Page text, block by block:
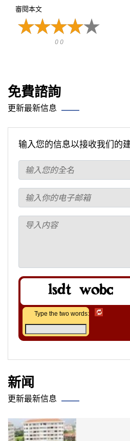
審閱本文
0 0
免費諮詢
更新最新信息
输入您的信息以接收我们的
Type the two words:
新闻
更新最新信息